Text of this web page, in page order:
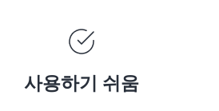
사용하기 쉬움